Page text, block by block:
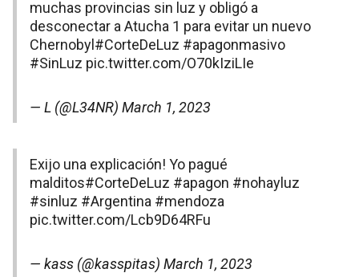
muchas provincias sin luz y obligó a
desconectar a Atucha 1 para evitar un nuevo
Chernobyl #CorteDeLuz #apagonmasivo
#SinLuz pic.twitter.com/O70kIziLIe
— L (@L34NR) March 1, 2023
Exijo una explicación! Yo pagué
malditos#CorteDeLuz #apagon #nohayluz
#sinluz #Argentina #mendoza
pic.twitter.com/Lcb9D64RFu
— kass (@kasspitas) March 1, 2023